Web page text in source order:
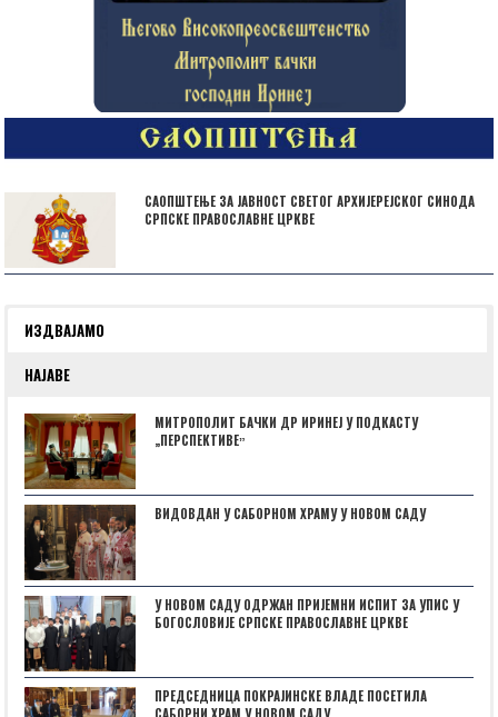
САОПШТЕЊЕ ЗА ЈАВНОСТ СВЕТОГ АРХИЈЕРЕЈСКОГ СИНОДА
СРПСКЕ ПРАВОСЛАВНЕ ЦРКВЕ
ИЗДВАЈАМО
НАЈАВЕ
МИТРОПОЛИТ БАЧКИ ДР ИРИНЕЈ У ПОДКАСТУ
„ПЕРСПЕКТИВЕˮ
ВИДОВДАН У САБОРНОМ ХРАМУ У НОВОМ САДУ
У НОВОМ САДУ ОДРЖАН ПРИЈЕМНИ ИСПИТ ЗА УПИС У
БОГОСЛОВИЈЕ СРПСКЕ ПРАВОСЛАВНЕ ЦРКВЕ
ПРЕДСЕДНИЦА ПОКРАЈИНСКЕ ВЛАДЕ ПОСЕТИЛА